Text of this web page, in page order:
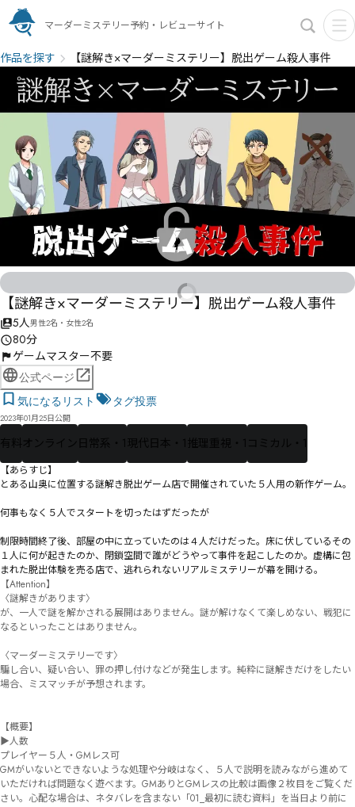
マーダーミステリー予約・レビューサイト
作品を探す 【謎解き×マーダーミステリー】脱出ゲーム殺人事件
【謎解き×マーダーミステリー】脱出ゲーム殺人事件
5人男性2名・女性2名
80分
ゲームマスター不要
公式ページ
気になるリスト
タグ投票
2023年01月25日公開
有料 オンライン 日常系・1現代日本・1 推理重視・1 コミカル・1
【あらすじ】
とある山奥に位置する謎解き脱出ゲーム店で開催されていた５人用の新作ゲーム。
何事もなく５人でスタートを切ったはずだったが――
制限時間終了後、部屋の中に立っていたのは４人だけだった。床に伏しているその
１人に何が起きたのか、閉鎖空間で誰がどうやって事件を起こしたのか。虚構に包
まれた脱出体験を売る店で、逃れられないリアルミステリーが幕を開ける。
【Attention】
〈謎解きがあります〉
が、一人で謎を解かされる展開はありません。謎が解けなくて楽しめない、戦犯に
なるといったことはありません。
〈マーダーミステリーです〉
騙し合い、疑い合い、罪の押し付けなどが発生します。純粋に謎解きだけをしたい
場合、ミスマッチが予想されます。
【概要】
▶人数
プレイヤー５人・GMレス可
GMがいないとできないような処理や分岐はなく、５人で説明を読みながら進めて
いただければ問題なく遊べます。GMありとGMレスの比較は画像２枚目をご覧くだ
さい。心配な場合は、ネタバレを含まない「01_最初に読む資料」を当日より前に